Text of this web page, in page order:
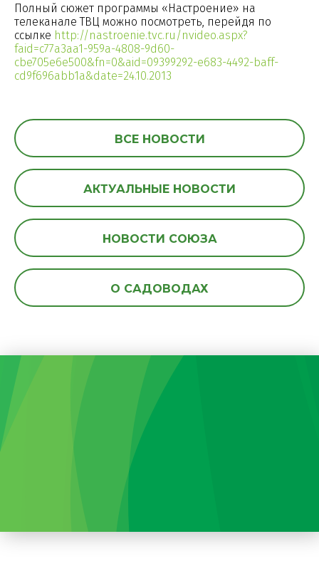
Полный сюжет программы «Настроение» на
телеканале ТВЦ можно посмотреть, перейдя по
ссылке http://nastroenie.tvc.ru/nvideo.aspx?
faid=c77a3aa1-959a-4808-9d60-
cbe705e6e500&fn=0&aid=09399292-e683-4492-baff-
cd9f696abb1a&date=24.10.2013
ВСЕ НОВОСТИ
АКТУАЛЬНЫЕ НОВОСТИ
НОВОСТИ СОЮЗА
О САДОВОДАХ